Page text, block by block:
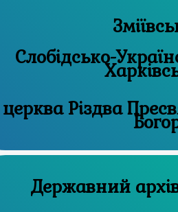
Слобідсько-
церква Різдвa